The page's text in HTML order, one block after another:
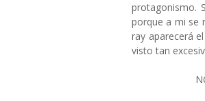
protagonismo.
porque a mi se
ray aparecerá
visto tan